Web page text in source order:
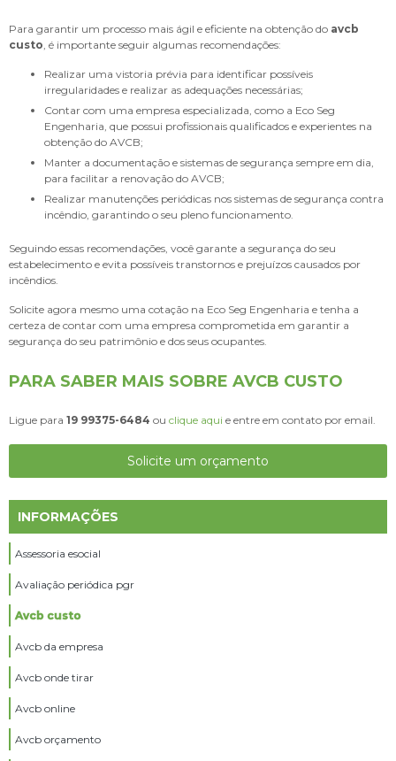
Para garantir um processo mais ágil e eficiente na obtenção do avcb
custo, é importante seguir algumas recomendações:
Realizar uma vistoria prévia para identificar possíveis
irregularidades e realizar as adequações necessárias;
Contar com uma empresa especializada, como a Eco Seg
Engenharia, que possui profissionais qualificados e experientes na
obtenção do AVCB;
Manter a documentação e sistemas de segurança sempre em dia,
para facilitar a renovação do AVCB;
Realizar manutenções periódicas nos sistemas de segurança contra
incêndio, garantindo o seu pleno funcionamento.
Seguindo essas recomendações, você garante a segurança do seu
estabelecimento e evita possíveis transtornos e prejuízos causados por
incêndios.
Solicite agora mesmo uma cotação na Eco Seg Engenharia e tenha a
certeza de contar com uma empresa comprometida em garantir a
segurança do seu patrimônio e dos seus ocupantes.
PARA SABER MAIS SOBRE AVCB CUSTO
Ligue para 19 99375-6484 ou clique aqui e entre em contato por email.
Solicite um orçamento
INFORMAÇÕES
Assessoria esocial
Avaliação periódica pgr
Avcb custo
Avcb da empresa
Avcb onde tirar
Avcb online
Avcb orçamento